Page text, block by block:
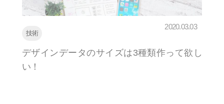
技術
2020.03.03
デザインデータのサイズは3種類作って欲し
い！